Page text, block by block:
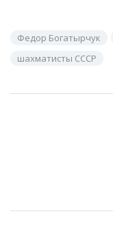
Федор Богатырчук
шахматисты СССР